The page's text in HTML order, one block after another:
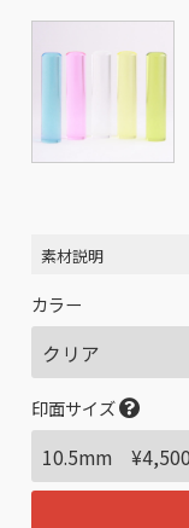
素材説明
カラー
印面サイズ